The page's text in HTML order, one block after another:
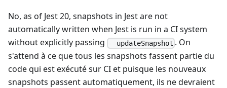
No, as of Jest 20, snapshots in Jest are not
automatically written when Jest is run in a CI system
without explicitly passing
--updateSnapshot . On
s'attend à ce que tous les snapshots fassent partie du
code qui est exécuté sur CI et puisque les nouveaux
snapshots passent automatiquement, ils ne devraient